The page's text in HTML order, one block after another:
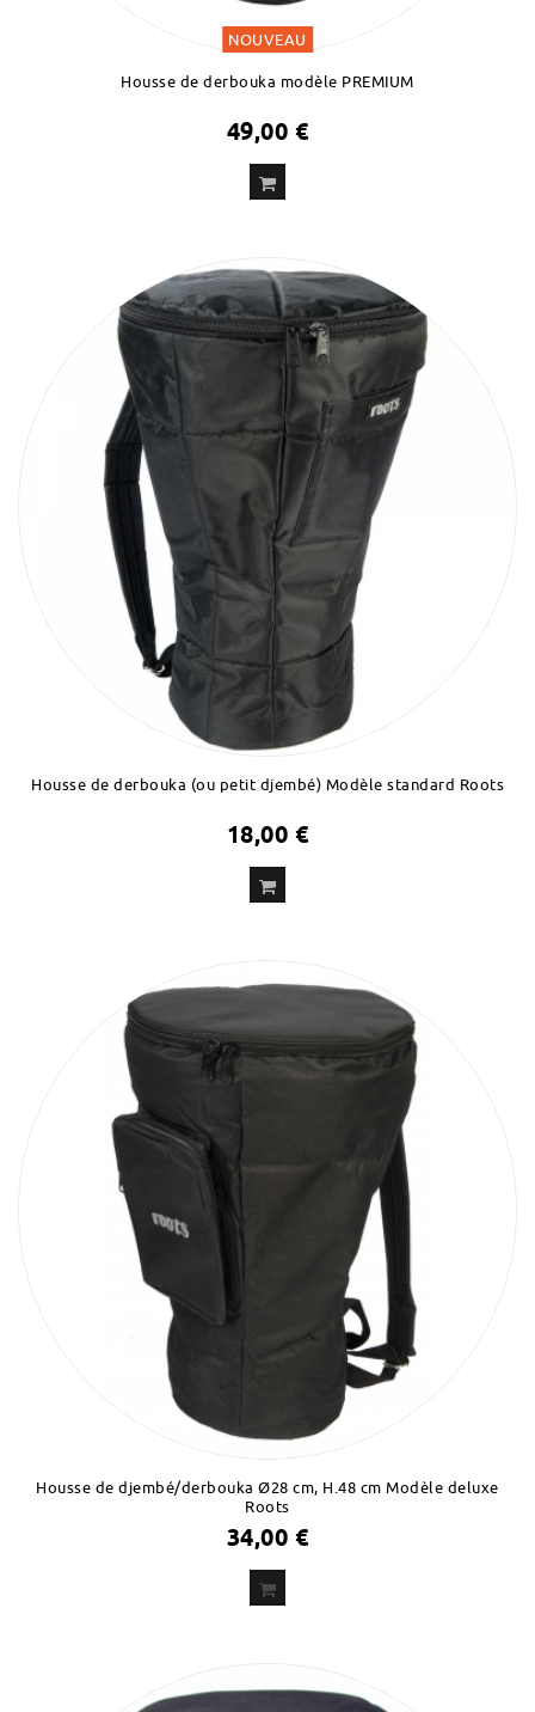
NOUVEAU
Housse de derbouka modèle PREMIUM
49,00 €
Housse de derbouka (ou petit djembé) Modèle standard Roots
18,00 €
Housse de djembé/derbouka Ø28 cm, H.48 cm Modèle deluxe
Roots
34,00 €